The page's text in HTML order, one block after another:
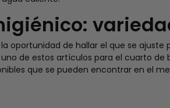
oportunidad de hallar el que se
de estos artículos para el cuarto
que se pueden encontrar en el